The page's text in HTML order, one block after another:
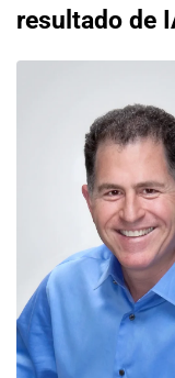
resultado de